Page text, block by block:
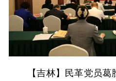
【吉林】民革党员